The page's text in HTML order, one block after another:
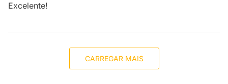
Excelente!
CARREGAR MAIS